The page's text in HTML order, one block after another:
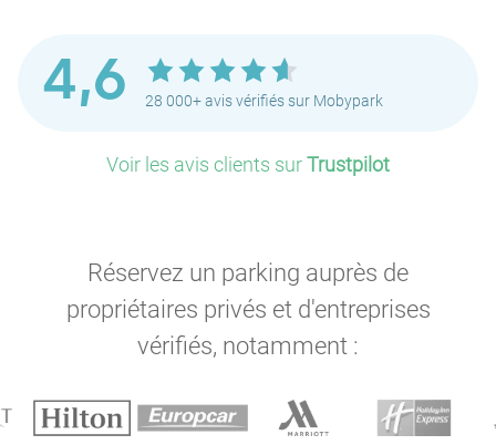
4,6 28 000+ avis vérifiés sur Mobypark
Voir les avis clients surTrustpilot
Réservez un parking auprès de
propriétaires privés et d'entreprises
vérifiés, notamment :